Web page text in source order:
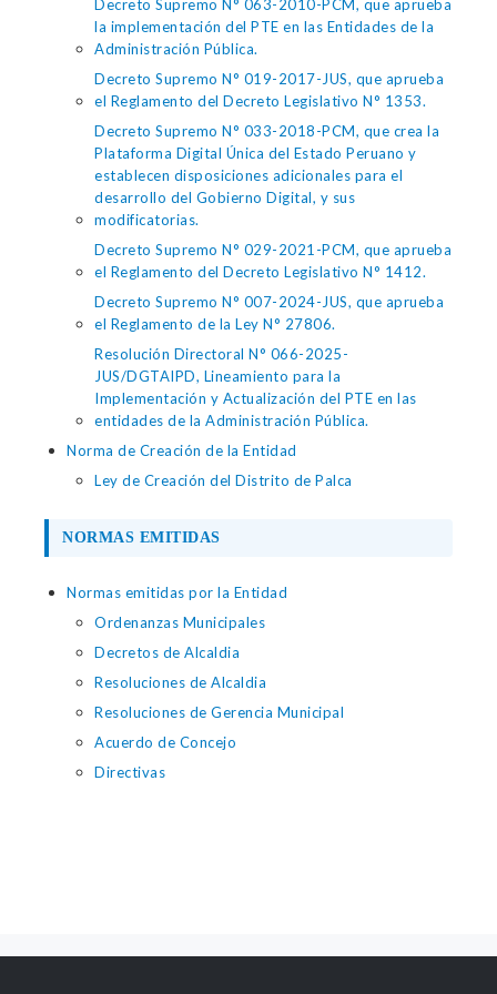
Decreto Supremo N° 063-2010-PCM, que aprueba
la implementación del PTE en las Entidades de la
Administración Pública.
Decreto Supremo N° 019-2017-JUS, que aprueba
el Reglamento del Decreto Legislativo N° 1353.
Decreto Supremo N° 033-2018-PCM, que crea la
Plataforma Digital Única del Estado Peruano y
establecen disposiciones adicionales para el
desarrollo del Gobierno Digital, y sus
modificatorias.
Decreto Supremo N° 029-2021-PCM, que aprueba
el Reglamento del Decreto Legislativo N° 1412.
Decreto Supremo N° 007-2024-JUS, que aprueba
el Reglamento de la Ley N° 27806.
Resolución Directoral N° 066-2025-
JUS/DGTAIPD, Lineamiento para la
Implementación y Actualización del PTE en las
entidades de la Administración Pública.
Norma de Creación de la Entidad
Ley de Creación del Distrito de Palca
NORMAS EMITIDAS
Normas emitidas por la Entidad
Ordenanzas Municipales
Decretos de Alcaldia
Resoluciones de Alcaldia
Resoluciones de Gerencia Municipal
Acuerdo de Concejo
Directivas